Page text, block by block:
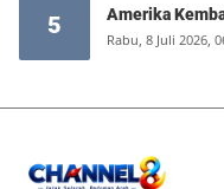
5 Amerika
Rabu, 8 Juli 2026,